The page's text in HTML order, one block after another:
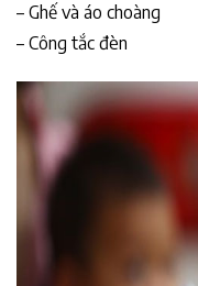
– Ghế và áo choàng
– Công tắc đèn